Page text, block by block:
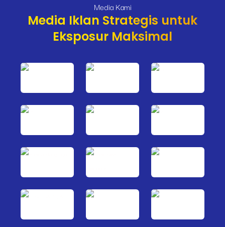
Media Kami
Media Iklan Strategis untuk
Eksposur Maksimal